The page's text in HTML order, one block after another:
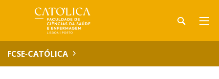
FCSE-CATÓLICA